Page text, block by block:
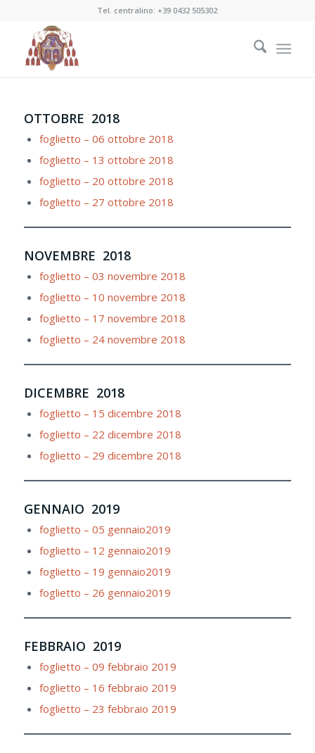
Tel. centralino:+39 0432 505302
OTTOBRE 2018
foglietto – 06 ottobre 2018
foglietto – 13 ottobre 2018
foglietto – 20 ottobre 2018
foglietto – 27 ottobre 2018
NOVEMBRE 2018
foglietto – 03 novembre 2018
foglietto – 10 novembre 2018
foglietto – 17 novembre 2018
foglietto – 24 novembre 2018
DICEMBRE 2018
foglietto – 15 dicembre 2018
foglietto – 22 dicembre 2018
foglietto – 29 dicembre 2018
GENNAIO 2019
foglietto – 05 gennaio2019
foglietto – 12 gennaio2019
foglietto – 19 gennaio2019
foglietto – 26 gennaio2019
FEBBRAIO 2019
foglietto – 09 febbraio 2019
foglietto – 16 febbraio 2019
foglietto – 23 febbraio 2019